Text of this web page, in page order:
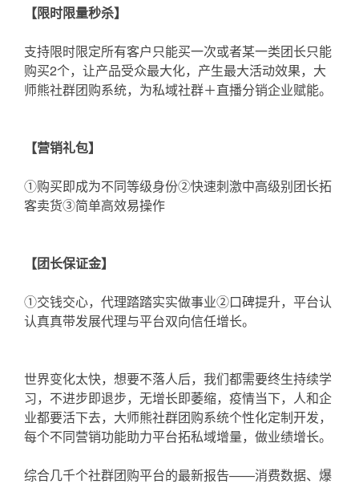
【限时限量秒杀】
支持限时限定所有客户只能买一次或者某一类团长只能
购买2个，让产品受众最大化，产生最大活动效果，大
师熊社群团购系统，为私域社群＋直播分销企业赋能。
【营销礼包】
①购买即成为不同等级身份②快速刺激中高级别团长拓
客卖货③简单高效易操作
【团长保证金】
①交钱交心，代理踏踏实实做事业②口碑提升，平台认
认真真带发展代理与平台双向信任增长。
世界变化太快，想要不落人后，我们都需要终生持续学
习，不进步即退步，无增长即萎缩，疫情当下，人和企
业都要活下去，大师熊社群团购系统个性化定制开发，
每个不同营销功能助力平台拓私域增量，做业绩增长。
综合几千个社群团购平台的最新报告——消费数据、爆